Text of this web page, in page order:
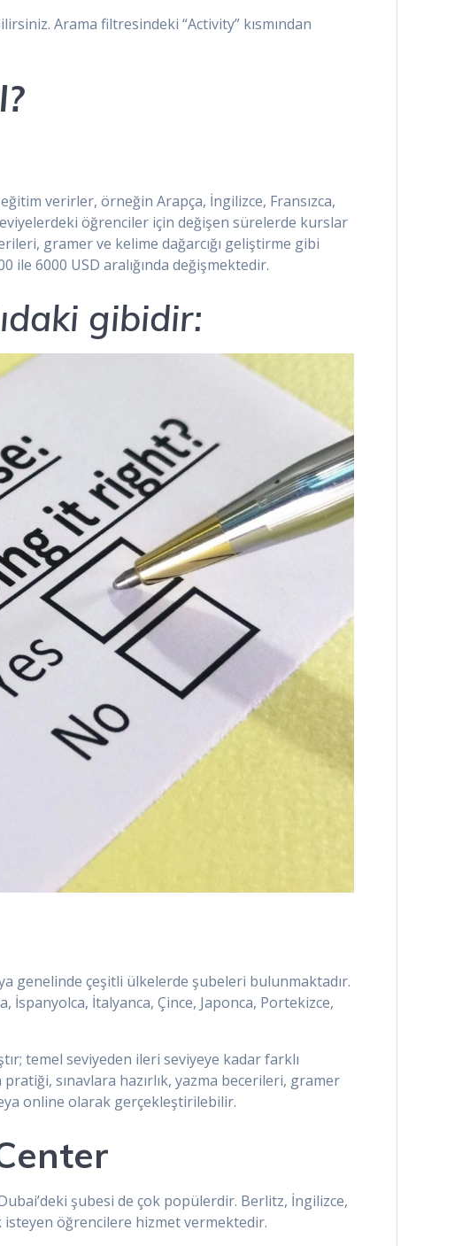
Arama filtresindeki “Activity” kısmından
verirler, örneğin Arapça, İngilizce, Fransızca,
öğrenciler için değişen sürelerde kurslar
gramer ve kelime dağarcığı geliştirme gibi
6000 USD aralığında değişmektedir.
gibidir:
genelinde çeşitli ülkelerde şubeleri bulunmaktadır.
İspanyolca, İtalyanca, Çince, Japonca, Portekizce,
temel seviyeden ileri seviyeye kadar farklı
sınavlara hazırlık, yazma becerileri, gramer
online olarak gerçekleştirilebilir.
şubesi de çok popülerdir. Berlitz, İngilizce,
isteyen öğrencilere hizmet vermektedir.